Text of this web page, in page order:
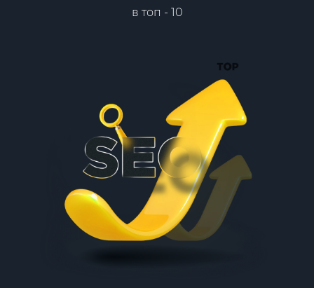
в топ - 10